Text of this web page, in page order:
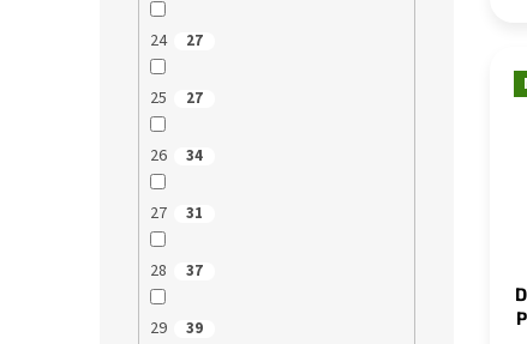
24 27
25 27
26 34
27 31
28 37
29 39